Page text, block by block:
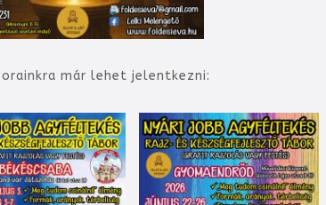
már lehet jelentkezni: